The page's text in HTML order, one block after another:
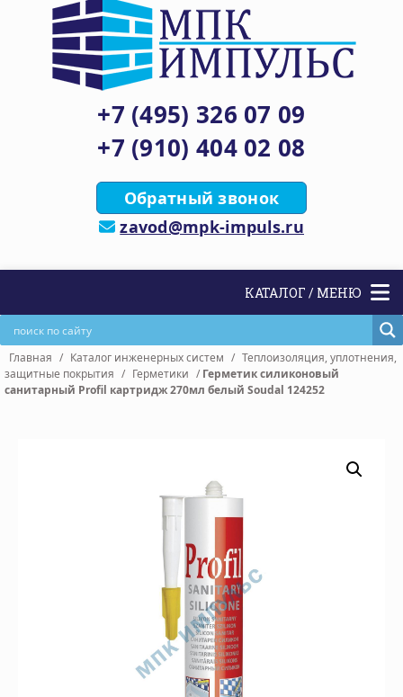
КАТАЛОГ / МЕНЮ
+7 (495) 326 07 09
+7 (910) 404 02 08
Обратный звонок
zavod@mpk-impuls.ru
Главная / Каталог инженерных систем / Теплоизоляция, уплотнения,
защитные покрытия / Герметики /Герметик силиконовый
санитарный Profil картридж 270мл белый Soudal 124252